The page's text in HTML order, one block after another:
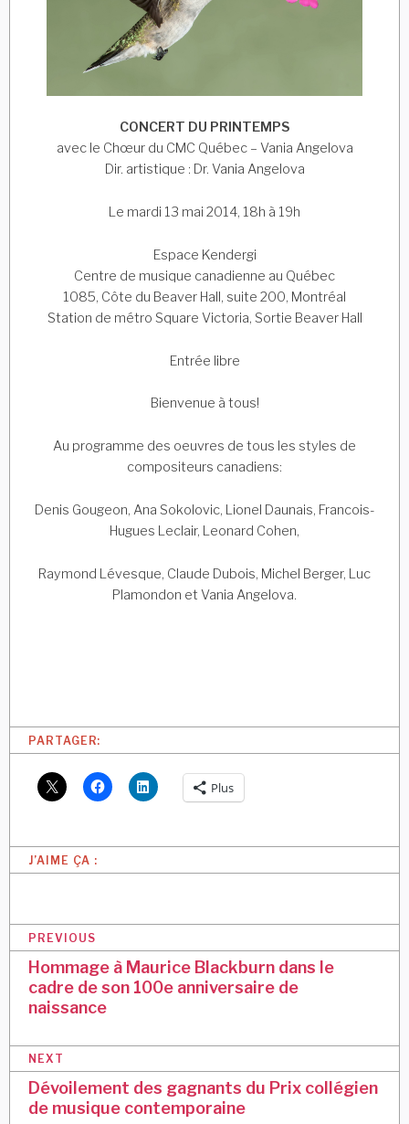
CONCERT DU PRINTEMPS
avec le Chœur du CMC Québec – Vania Angelova
Dir. artistique : Dr. Vania Angelova
Le mardi 13 mai 2014, 18h à 19h
Espace Kendergi
Centre de musique canadienne au Québec
1085, Côte du Beaver Hall, suite 200, Montréal
Station de métro Square Victoria, Sortie Beaver Hall
Entrée libre
Bienvenue à tous!
Au programme des oeuvres de tous les styles de
compositeurs canadiens:
Denis Gougeon, Ana Sokolovic, Lionel Daunais, Francois-
Hugues Leclair, Leonard Cohen,
Raymond Lévesque, Claude Dubois, Michel Berger, Luc
Plamondon et Vania Angelova.
PARTAGER:
Plus
J’AIME ÇA :
N
g
PREVIOUS
Hommage à Maurice Blackburn dans le
cadre de son 100e anniversaire de
naissance
NEXT
Dévoilement des gagnants du Prix collégien
de musique contemporaine